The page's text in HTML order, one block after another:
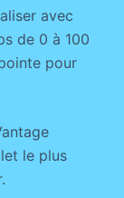
avec
de 0 à 100
pour
le plus